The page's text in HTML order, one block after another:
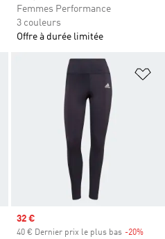
Femmes Performance
3 couleurs
Offre à durée limitée
Ajouter à la Liste de produits
Prix soldé
32 €
40 € Dernier prix le plus bas -20%